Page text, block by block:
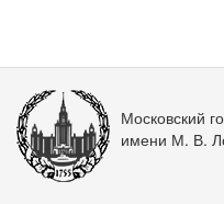
Московский
имени М. В.